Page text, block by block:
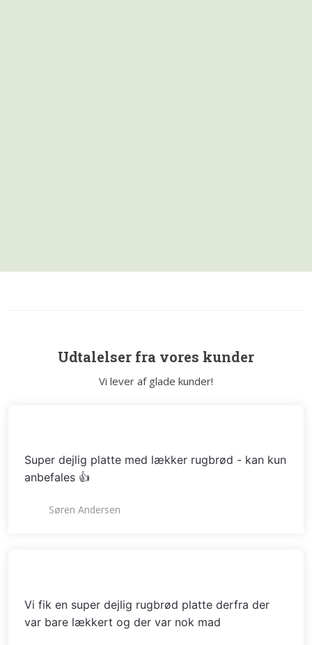
Udtalelser fra vores kunder
Vi lever af glade kunder!​
Super dejlig platte med lækker rugbrød - kan kun
anbefales 👍
Søren Andersen
Vi fik en super dejlig rugbrød platte derfra der
var bare lækkert og der var nok mad